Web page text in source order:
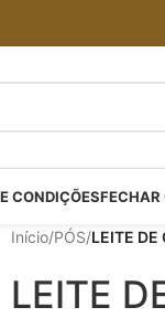
CONDIÇÕESFECHAR
Início/PÓS/LEITE DE
LEITE